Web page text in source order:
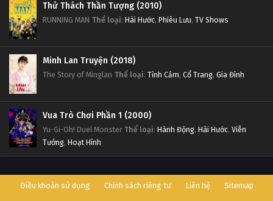
Thử Thách Thần Tượng (2010)
RUNNING MAN Thể loại: Hài Hước, Phiêu Lưu, TV Shows
Minh Lan Truyện (2018)
The Story of Minglan Thể loại: Tình Cảm, Cổ Trang, Gia Đình
Vua Trò Chơi Phần 1 (2000)
Yu-Gi-Oh! Duel Monster Thể loại: Hành Động, Hài Hước, Viễn
Tưởng, Hoạt Hình
Điều khoản sử dụng Chính sách riêng tư Liên hệ Sitemap